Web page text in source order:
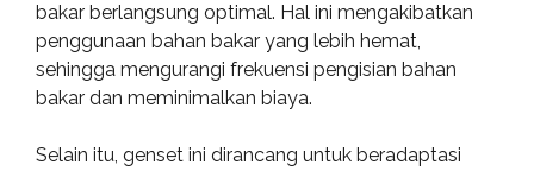
bakar berlangsung optimal. Hal ini mengakibatkan
penggunaan bahan bakar yang lebih hemat,
sehingga mengurangi frekuensi pengisian bahan
bakar dan meminimalkan biaya.
Selain itu, genset ini dirancang untuk beradaptasi